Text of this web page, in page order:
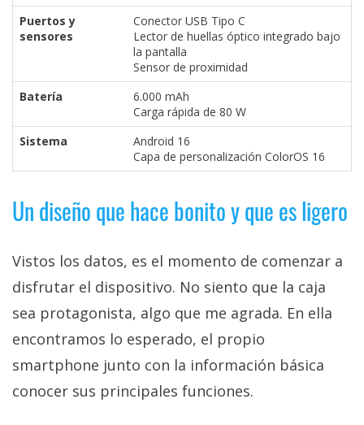
Puertos y
sensores
Conector USB Tipo C
Lector de huellas óptico integrado bajo
la pantalla
Sensor de proximidad
Batería
6.000 mAh
Carga rápida de 80 W
Sistema
Android 16
Capa de personalización ColorOS 16
Un diseño que hace bonito y que es ligero
Vistos los datos, es el momento de comenzar a
disfrutar el dispositivo. No siento que la caja
sea protagonista, algo que me agrada. En ella
encontramos lo esperado, el propio
smartphone junto con la información básica
conocer sus principales funciones.